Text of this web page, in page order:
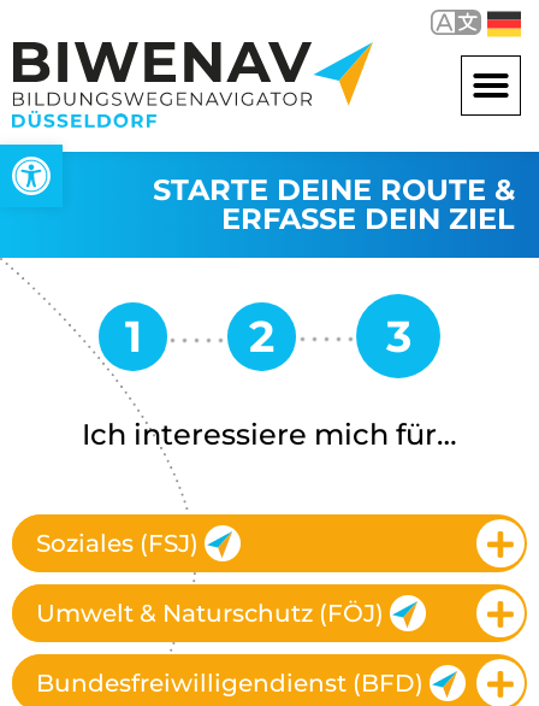
Open toolbar
STARTE DEINE ROUTE &
ERFASSE DEIN ZIEL
Ich interessiere mich für…
Soziales (FSJ)
Umwelt & Naturschutz (FÖJ)
Bundesfreiwilligendienst (BFD)